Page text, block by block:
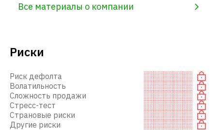
Все материалы о компании
Риски
Риск дефолта
Волатильность
Сложность продажи
Стресс-тест
Страновые риски
Другие риски